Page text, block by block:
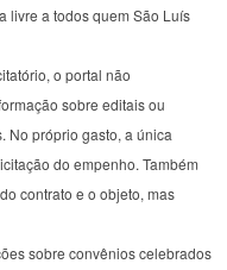
livre a todos quem São Luís
o portal não
sobre editais ou
No próprio gasto, a única
do empenho. Também
contrato e o objeto, mas
sobre convênios celebrados